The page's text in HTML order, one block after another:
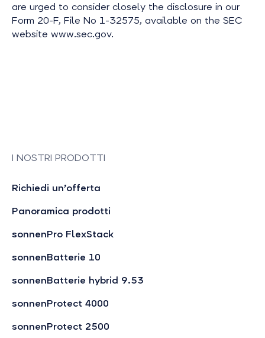
are urged to consider closely the disclosure in our
Form 20-F, File No 1-32575, available on the SEC
website www.sec.gov.
I NOSTRI PRODOTTI
Richiedi un’offerta
Panoramica prodotti
sonnenPro FlexStack
sonnenBatterie 10
sonnenBatterie hybrid 9.53
sonnenProtect 4000
sonnenProtect 2500